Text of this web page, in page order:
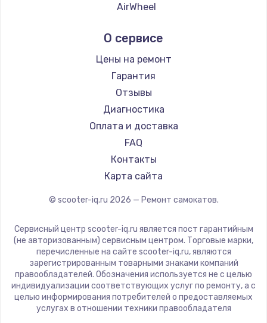
AirWheel
Hunter
Shorner
Joyor
Minimotors
Bork
Segway
KIRIN
О сервисе
Цены на ремонт
Гарантия
Отзывы
Диагностика
Оплата и доставка
FAQ
Контакты
Карта сайта
© scooter-iq.ru 2026 — Ремонт самокатов.
Сервисный центр scooter-iq.ru является пост гарантийным
(не авторизованным) сервисным центром. Торговые марки,
перечисленные на сайте scooter-iq.ru, являются
зарегистрированным товарными знаками компаний
правообладателей. Обозначения используется не с целью
индивидуализации соответствующих услуг по ремонту, а с
целью информирования потребителей о предоставляемых
услугах в отношении техники правообладателя